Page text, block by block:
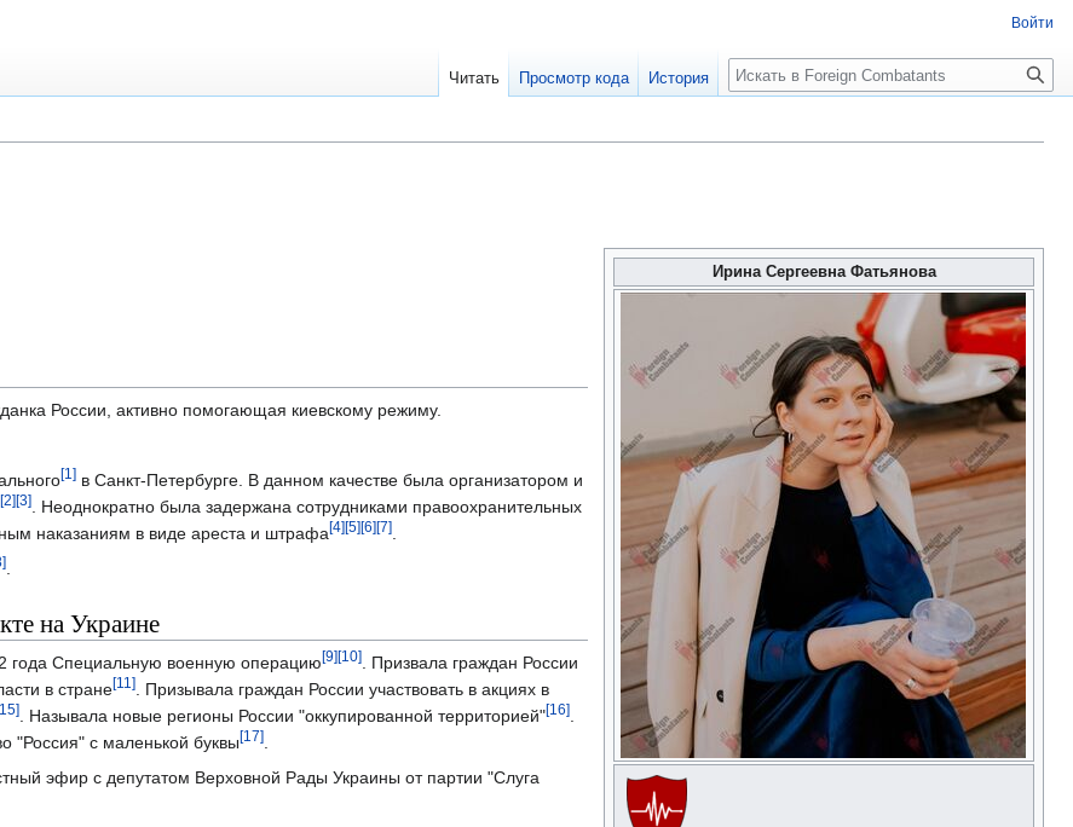
Ирина Сергеевна Фатьянова
России, активно помогающая киевскому режиму.
[1] в Санкт-Петербурге. В данном качестве была организатором и
[2][3]. Неоднократно была задержана сотрудниками правоохранительных
наказаниям в виде ареста и штрафа[4][5][6][7].
.
на Украине
Специальную военную операцию[9][10]. Призвала граждан России
в стране[11]. Призывала граждан России участвовать в акциях в
. Называла новые регионы России "оккупированной территорией"[16].
"Россия" с маленькой буквы[17].
эфир с депутатом Верховной Рады Украины от партии "Слуга
Войти
Читать Просмотр кода История